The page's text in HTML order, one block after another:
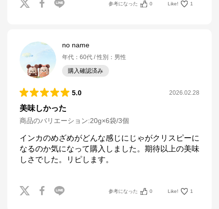
参考になった 0 Like! 1
no name
年代 ： 60代 性別 ： 男性
購入確認済み
5.0 2026.02.28
美味しかった
商品のバリエーション:20g×6袋/3個
インカのめざめがどんな感じにじゃがクリスピーに
なるのか気になって購入しました。期待以上の美味
しさでした。リピします。
参考になった 0 Like! 1